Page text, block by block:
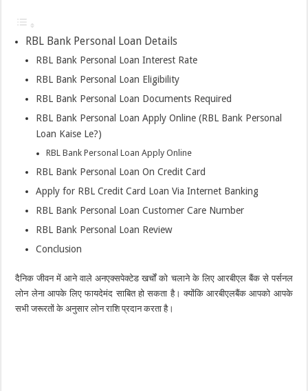
RBL Bank Personal Loan Details
RBL Bank Personal Loan Interest Rate
RBL Bank Personal Loan Eligibility
RBL Bank Personal Loan Documents Required
RBL Bank Personal Loan Apply Online (RBL Bank Personal
Loan Kaise Le?)
RBL Bank Personal Loan Apply Online
RBL Bank Personal Loan On Credit Card
Apply for RBL Credit Card Loan Via Internet Banking
RBL Bank Personal Loan Customer Care Number
RBL Bank Personal Loan Review
Conclusion
दैनिक जीवन में आने वाले अनएक्सपेक्टेड खर्चों को चलाने के लिए आरबीएल बैंक से पर्सनल
लोन लेना आपके लिए फायदेमंद साबित हो सकता है। क्योंकि आरबीएलबैंक आपको आपके
सभी जरूरतों के अनुसार लोन राशि प्रदान करता है।